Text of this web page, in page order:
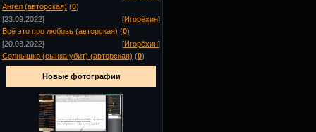
Ангел (авторская) (0)
[23.09.2022]
[Игорёхин]
Всё это про любовь (авторская) (0)
[20.03.2022]
[Игорёхин]
Солнышко (сынка убит) (авторская) (0)
Новые фотографии